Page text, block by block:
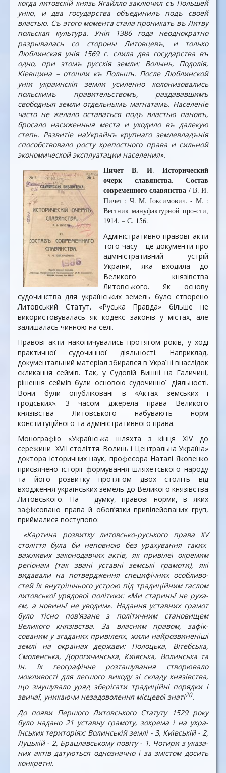
когда литовскійкнязь Ягайлло заключил съ Польшей
унію, и два государ­ства объединилъ подъ своей
властью. Съ этого момента стала проникать въ Литву
польская культура. Унія 1386 года неодно­кратно
разрывалась со стороны Литовцевъ, и только
Люблинская унія 1569 г. слила два государства въ
одно, при этомъ русскіязем­ли: Волынь, Подолія,
Кіевщина – отошли къ Польшъ. ПослеЛюблинской
уніи украинскія земли усиленно колонизовались
польскимъ правительствомъ, раздававшимъ
свободныя земли отдельнымъ магнатамъ. Населеніе
часто не желало оставаться подъ властью пановъ,
бро­сало насиженныя места и уходило въ далекую
степь. Развитіе наУкрайнъ крупнаго землевладънія
способствовало росту крепостного права и сильной
экономической эксплуатации населе­ния».
Пичет В. И.Исторический
очерк славянства. Состав
современного славянства / В. И.
Пичет ; Ч. М. Іоксимович. - М. :
Вестник мануфактурной про-сти,
1914. – С. 156.
Адміністративно-правові акти
того часу – це документи про
адміністративний устрій
України, яка входила до
Великого князівства
Литовського. Як основу
судочинства для українських земель було створено
Литовський Статут. «Руська Правда» більше не
використовувалась як кодекс законів у містах, але
залишалась чинною на селі.
Правові акти накопичувались протягом років, у ході
практичної судочинної діяльності. Наприклад,
документальний матеріал збирався в Україні внаслідок
скликання сеймів. Так, у Судовій Вишні на Галичині,
рішення сеймів були основою судочинної діяльності.
Вони були опубліковані в «Актах земських і
гродських». З часом джерела права Великого
князівства Литовського набувають норм
конституційного та адміністративного права.
Монографію «Українська шляхта з кінця XIV до
сережини XVII століття. Волинь і Центральна Україна»
доктора історичних наук, професора Наталі Яковенко
присвячено історії формування шляхетського народу
та його розвитку протягом двох століть від
входження українських земель до Великого князівства
Литовського. На її думку, правові норми, в яких
зафіксовано права й обов’язки привілейованих груп,
приймалися поступово:
«Картина розвитку литовсько-ру­ського права XV
століття була би не­повною без урахування таких
важли­вих законодавчих актів, як привілеї окремим
регіонам {так звані уставні земські грамоти), які
видавали на по­твердження специфічних особливо­
стей їх внутрішнього устрою під тра­диційним гаслом
литовської урядо­вої політики: «Ми стариньї не руха­
єм, а новиньї не уводим». Надання уставних грамот
було тісно пов'язане з політичним становищем
Великого князівства. За власним правом, зафік­
сованим у згаданих привілеях, жили найрозвиненіші
землі на окраїнах дер­жави: Полоцька, Вітебська,
Смолен­ська, Дорогичинська, Київська, Волин­ська та
Ін. їх географічне розташу­вання створювало
можливості для лег­шого виходу зі складу князівства,
що змушувало уряд зберігати традицій­ні порядки і
звичаї, уникаючи неза­доволення місцевої знаті20.
До появи Першого Литовсь­кого Статуту 1529 року
було надано 21 уставну грамоту, зокрема і на укра­
їнських територіях: Волинській зем­лі - 3, Київській - 2,
Луцькій - 2, Брацлавському повіту - 1. Чотири з указа­
них актів датуються однозначно і за змі­стом досить
конкретні.